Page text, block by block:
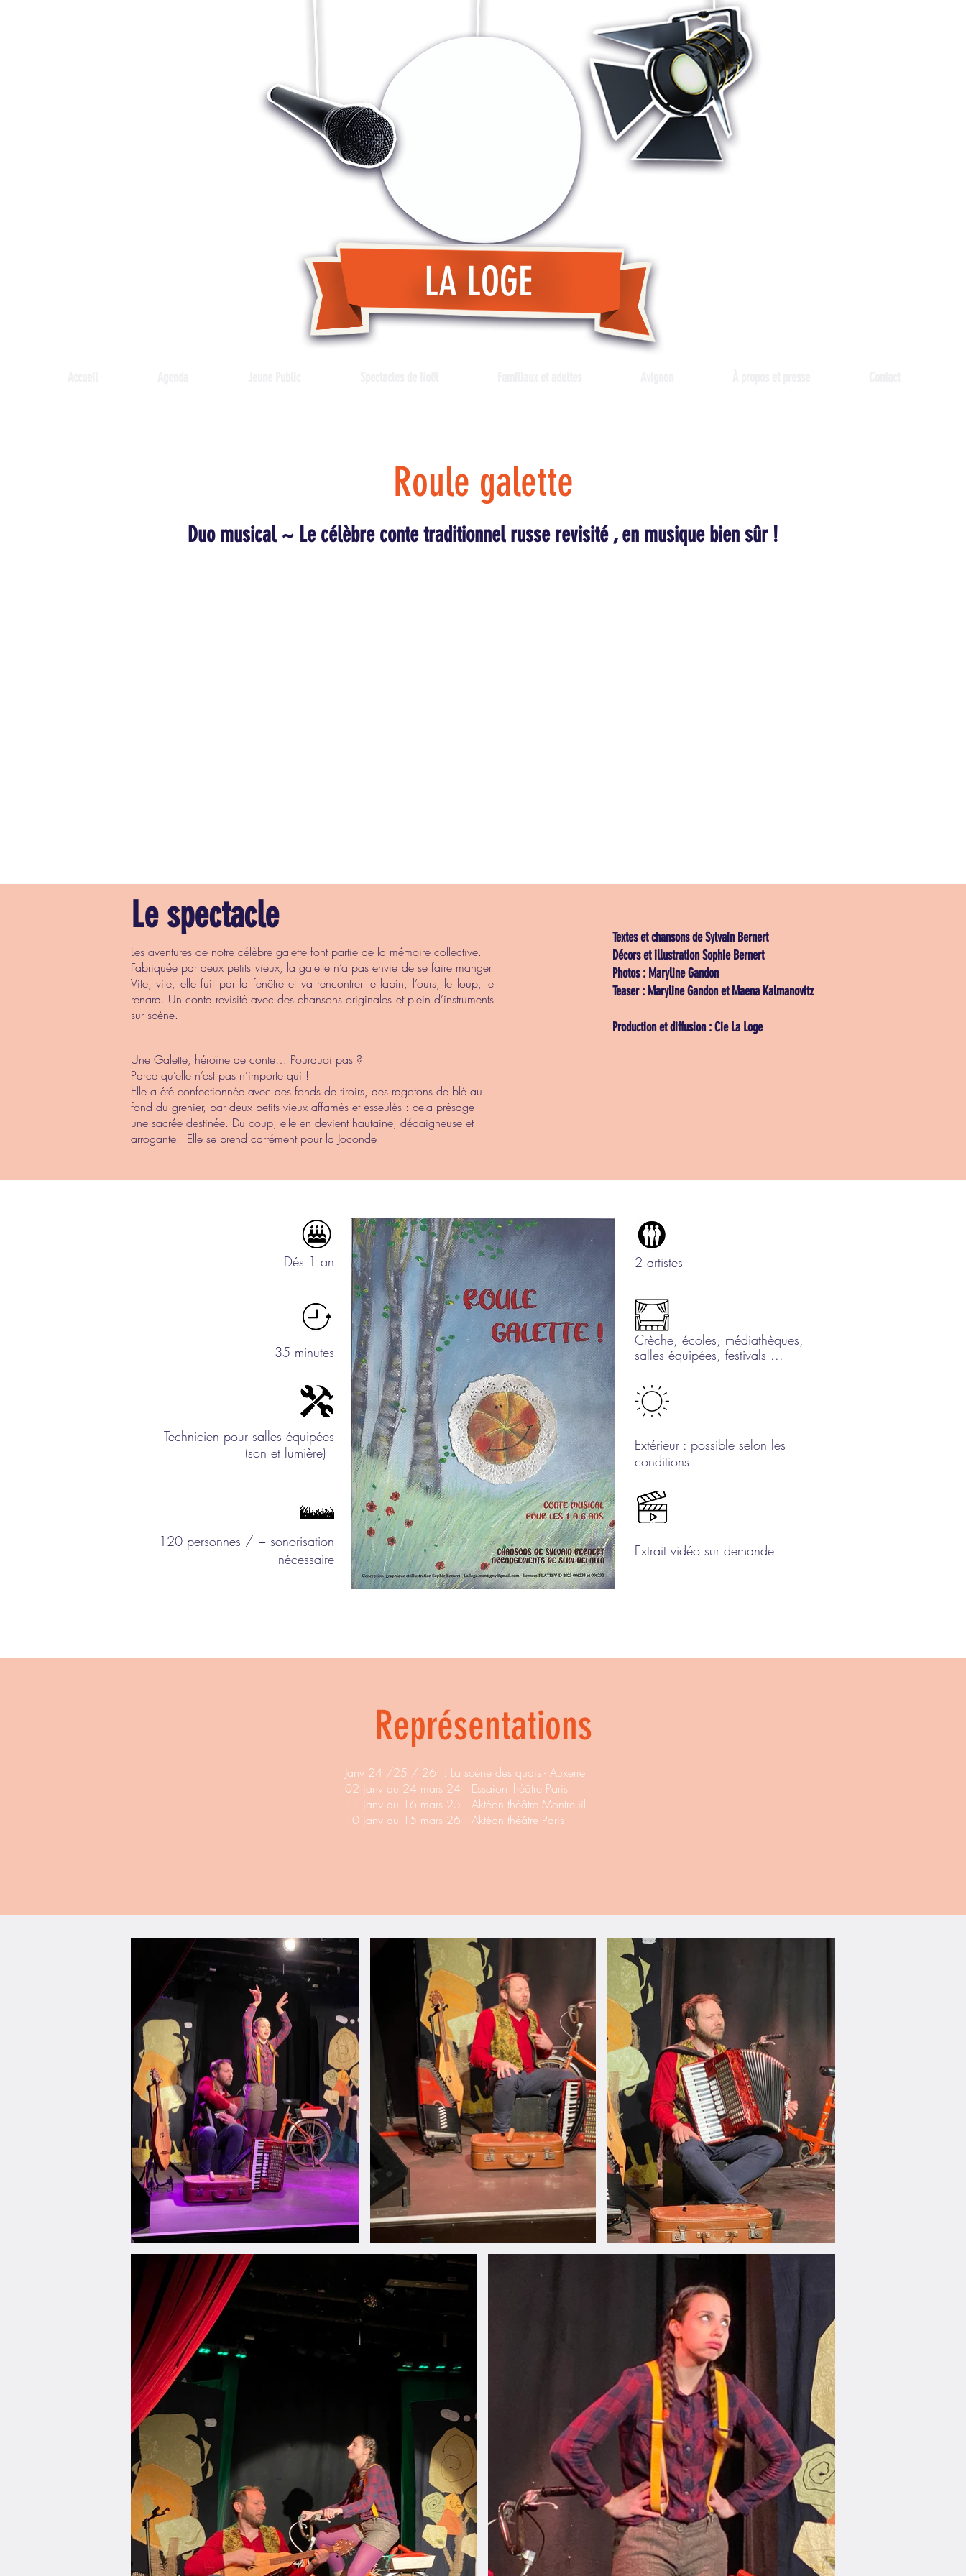
LA LOGE
Roule galette
Duo musical ~ Le célèbre conte traditionnel russe revisité , en musique bien sûr !
Le spectacle
Les aventures de notre célèbre galette font partie de la mémoire collective.
Fabriquée par deux petits vieux, la galette n’a pas envie de se faire manger.
Vite, vite, elle fuit par la fenêtre et va rencontrer le lapin, l’ours, le loup, le
renard. Un conte revisité avec des chansons originales et plein d’instruments
sur scène.
Textes et chansons de Sylvain Bernert
Décors et illustration Sophie Bernert
Photos : Maryline Gandon
Teaser : Maryline Gandon et Maena Kalmanovitz
Production et diffusion : Cie La Loge
Une Galette, héroïne de conte… Pourquoi pas ?
Parce qu’elle n’est pas n’importe qui !
Elle a été confectionnée avec des fonds de tiroirs, des ragotons de blé au
fond du grenier, par deux petits vieux affamés et esseulés : cela présage
une sacrée destinée. Du coup, elle en devient hautaine, dédaigneuse et
arrogante. Elle se prend carrément pour la Joconde
Dés 1 an
35 minutes
Technicien pour salles équipées
(son et lumière)
120 personnes / + sonorisation
nécessaire
2 artistes
Crèche, écoles, médiathèques,
salles équipées, festivals ...
Extérieur : possible selon les
conditions
Extrait vidéo sur demande
Représentations
Janv 24 /25 / 26 : La scène des quais - Auxerre
02 janv au 24 mars 24 : Essaion théâtre Paris
11 janv au 16 mars 25 : Aktéon théâtre Montreuil
10 janv au 15 mars 26 : Aktéon théâtre Paris